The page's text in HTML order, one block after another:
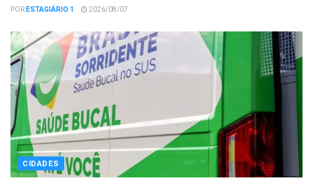
PORESTAGIÁRIO 1 2026/08/07
CIDADES